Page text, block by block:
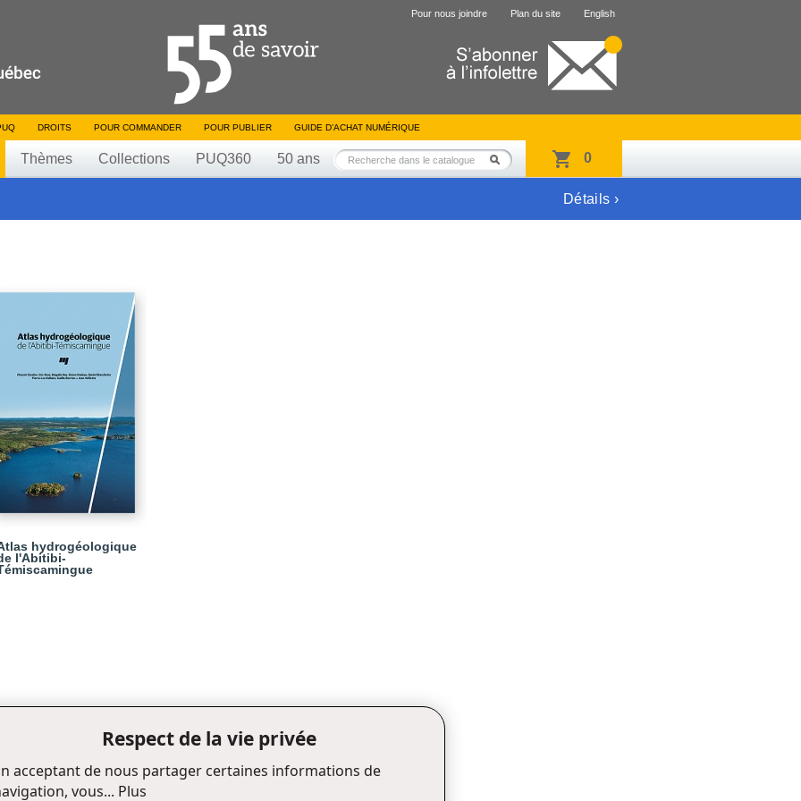
Pour nous joindre Plan du site English
DROITS POUR COMMANDER POUR PUBLIER GUIDE D’ACHAT NUMÉRIQUE
Thèmes Collections PUQ360 50 ans 0
Détails ›
hydrogéologique
l'Abitibi-
Respect de la vie privée
acceptant de nous partager certaines informations de
vous... Plus